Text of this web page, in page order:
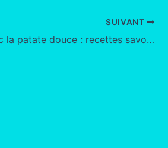
SUIVANT
Boostez vos entraînements avec la patate douce : recettes savoureuses à découvrir